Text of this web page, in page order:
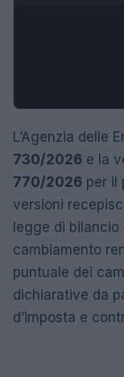
L’Agenzia delle
730/2026 e la
770/2026 per il
versioni
legge di bilancio
cambiamento
puntuale dei
dichiarative da
d’imposta e